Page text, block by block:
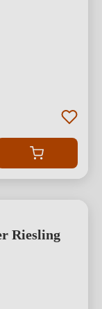
Riesling
von 4.85